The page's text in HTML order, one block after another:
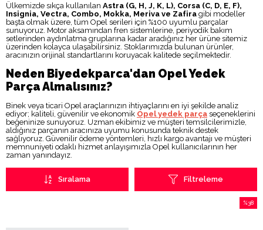
Ülkemizde sıkça kullanılan Astra (G, H, J, K, L), Corsa (C, D, E, F),
Insignia, Vectra, Combo, Mokka, Meriva ve Zafira gibi modeller
başta olmak üzere, tüm Opel serileri için %100 uyumlu parçalar
sunuyoruz. Motor aksamından fren sistemlerine, periyodik bakım
setlerinden aydınlatma gruplarına kadar aradığınız her ürüne sitemiz
üzerinden kolayca ulaşabilirsiniz. Stoklarımızda bulunan ürünler,
aracınızın orijinal standartlarını koruyacak kalitede seçilmektedir.
Neden Biyedekparca'dan Opel Yedek
Parça Almalısınız?
Binek veya ticari Opel araçlarınızın ihtiyaçlarını en iyi şekilde analiz
ediyor; kaliteli, güvenilir ve ekonomik Opel yedek parça seçeneklerini
beğeninize sunuyoruz. Uzman ekibimiz ve müşteri temsilcilerimizle,
aldığınız parçanın aracınıza uyumu konusunda teknik destek
sağlıyoruz. Güvenilir ödeme yöntemleri, hızlı kargo avantajı ve müşteri
memnuniyeti odaklı hizmet anlayışımızla Opel kullanıcılarının her
zaman yanındayız.
Filtreleme
Sıralama
%38